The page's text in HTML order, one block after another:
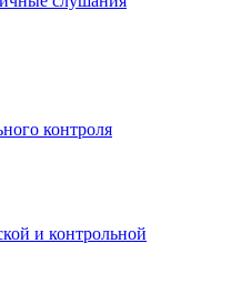
контроля
и контрольной